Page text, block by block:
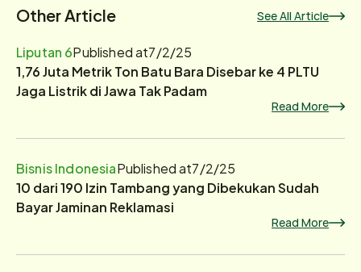
Other Article See All Article
Liputan 6Published at7/2/25
1,76 Juta Metrik Ton Batu Bara Disebar ke 4 PLTU
Jaga Listrik di Jawa Tak Padam
Read More
Bisnis IndonesiaPublished at7/2/25
10 dari 190 Izin Tambang yang Dibekukan Sudah
Bayar Jaminan Reklamasi
Read More